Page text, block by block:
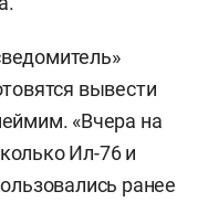
вывести
«Вчера на
Ил-76 и
ранее